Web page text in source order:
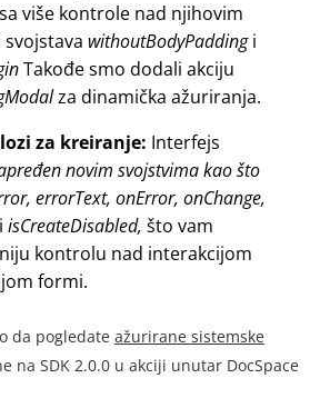
više kontrole nad njihovim
withoutBodyPadding i
Takođe smo dodali akciju
za dinamička ažuriranja.
za kreiranje: Interfejs
novim svojstvima kao što
, errorText, onError, onChange,
i isCreateDisabled, što vam
kontrolu nad interakcijom
formi.
da pogledate ažurirane sistemske
na SDK 2.0.0 u akciji unutar DocSpace